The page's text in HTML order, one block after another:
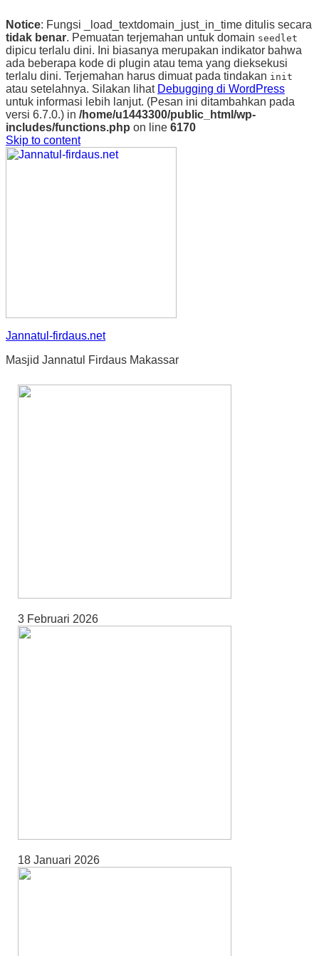
Notice: Fungsi _load_textdomain_just_in_time ditulis secara
tidak benar. Pemuatan terjemahan untuk domain seedlet
dipicu terlalu dini. Ini biasanya merupakan indikator bahwa
ada beberapa kode di plugin atau tema yang dieksekusi
terlalu dini. Terjemahan harus dimuat pada tindakan init
atau setelahnya. Silakan lihat Debugging di WordPress
untuk informasi lebih lanjut. (Pesan ini ditambahkan pada
versi 6.7.0.) in /home/u1443300/public_html/wp-
includes/functions.php on line 6170
Skip to content
Jannatul-firdaus.net
Masjid Jannatul Firdaus Makassar
3 Februari 2026
18 Januari 2026